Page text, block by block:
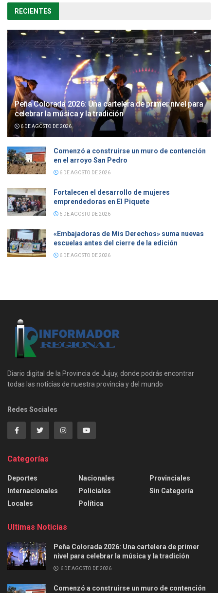
RECIENTES
Peña Colorada 2026: Una cartelera de primer nivel para
celebrar la música y la tradición
6 DE AGOSTO DE 2026
Comenzó a construirse un muro de contención
en el arroyo San Pedro
6 DE AGOSTO DE 2026
Fortalecen el desarrollo de mujeres
emprendedoras en El Piquete
6 DE AGOSTO DE 2026
«Embajadoras de Mis Derechos» suma nuevas
escuelas antes del cierre de la edición
6 DE AGOSTO DE 2026
Diario digital de la Provincia de Jujuy, donde podrás encontrar
todas las noticias de nuestra provincia y del mundo
Redes Sociales
Categorías
Deportes
Internacionales
Locales
Nacionales
Policiales
Política
Provinciales
Sin Categoría
Ultimas Noticias
Peña Colorada 2026: Una cartelera de primer
nivel para celebrar la música y la tradición
6 DE AGOSTO DE 2026
Comenzó a construirse un muro de contención